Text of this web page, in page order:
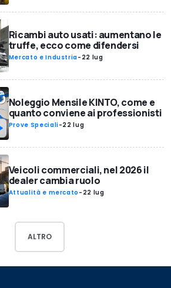
Ricambi auto usati: aumentano le
truffe, ecco come difendersi
Mercato e Industria- 22 lug
Noleggio Mensile KINTO, come e
quanto conviene ai professionisti
Prove Speciali-22 lug
Veicoli commerciali, nel 2026 il
dealer cambia ruolo
Attualità e mercato - 22 lug
ALTRO